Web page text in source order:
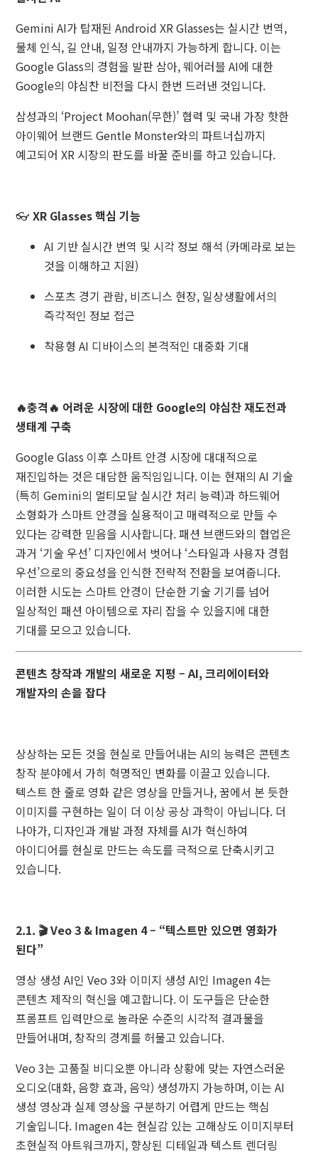
Gemini AI가 탑재된 Android XR Glasses는 실시간 번역,
물체 인식, 길 안내, 일정 안내까지 가능하게 합니다. 이는
Google Glass의 경험을 발판 삼아, 웨어러블 AI에 대한
Google의 야심찬 비전을 다시 한번 드러낸 것입니다.
삼성과의 ‘Project Moohan(무한)’ 협력 및 국내 가장 핫한
아이웨어 브랜드 Gentle Monster와의 파트너십까지
예고되어 XR 시장의 판도를 바꿀 준비를 하고 있습니다.
👓XR Glasses 핵심 기능
AI 기반 실시간 번역 및 시각 정보 해석 (카메라로 보는
것을 이해하고 지원)
스포츠 경기 관람, 비즈니스 현장, 일상생활에서의
즉각적인 정보 접근
착용형 AI 디바이스의 본격적인 대중화 기대
🔥충격🔥 어려운 시장에 대한 Google의 야심찬 재도전과
생태계 구축
Google Glass 이후 스마트 안경 시장에 대대적으로
재진입하는 것은 대담한 움직임입니다. 이는 현재의 AI 기술
(특히 Gemini의 멀티모달 실시간 처리 능력)과 하드웨어
소형화가 스마트 안경을 실용적이고 매력적으로 만들 수
있다는 강력한 믿음을 시사합니다. 패션 브랜드와의 협업은
과거 ‘기술 우선’ 디자인에서 벗어나 ‘스타일과 사용자 경험
우선’으로의 중요성을 인식한 전략적 전환을 보여줍니다.
이러한 시도는 스마트 안경이 단순한 기술 기기를 넘어
일상적인 패션 아이템으로 자리 잡을 수 있을지에 대한
기대를 모으고 있습니다.
콘텐츠 창작과 개발의 새로운 지평 – AI, 크리에이터와
개발자의 손을 잡다
상상하는 모든 것을 현실로 만들어내는 AI의 능력은 콘텐츠
창작 분야에서 가히 혁명적인 변화를 이끌고 있습니다.
텍스트 한 줄로 영화 같은 영상을 만들거나, 꿈에서 본 듯한
이미지를 구현하는 일이 더 이상 공상 과학이 아닙니다. 더
나아가, 디자인과 개발 과정 자체를 AI가 혁신하여
아이디어를 현실로 만드는 속도를 극적으로 단축시키고
있습니다.
2.1. 🎬 Veo 3 & Imagen 4 – “텍스트만 있으면 영화가
된다”
영상 생성 AI인 Veo 3와 이미지 생성 AI인 Imagen 4는
콘텐츠 제작의 혁신을 예고합니다. 이 도구들은 단순한
프롬프트 입력만으로 놀라운 수준의 시각적 결과물을
만들어내며, 창작의 경계를 허물고 있습니다.
Veo 3는 고품질 비디오뿐 아니라 상황에 맞는 자연스러운
오디오(대화, 음향 효과, 음악) 생성까지 가능하며, 이는 AI
생성 영상과 실제 영상을 구분하기 어렵게 만드는 핵심
기술입니다. Imagen 4는 현실감 있는 고해상도 이미지부터
초현실적 아트워크까지, 향상된 디테일과 텍스트 렌더링